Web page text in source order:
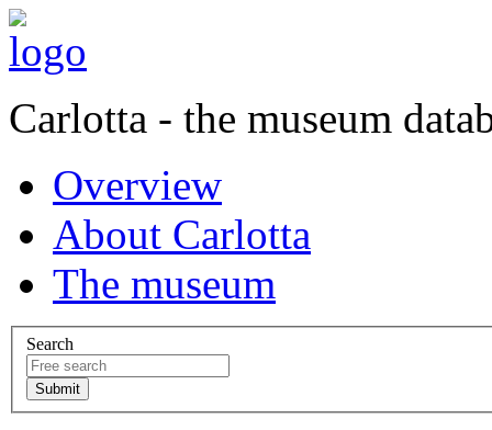
Carlotta - the museum
Overview
About Carlotta
The museum
Search